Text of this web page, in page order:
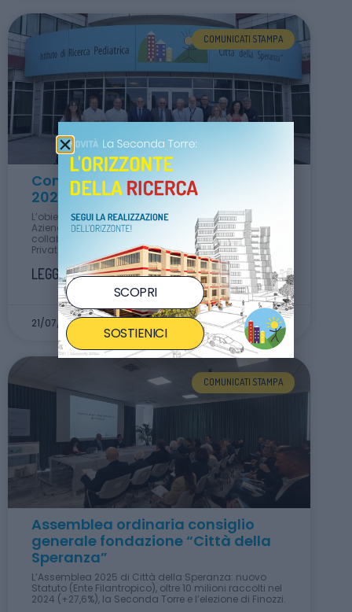
COMUNICATI STAMPA
Comunicato Stampa del 15 giugno
2026
L’obiettivo comune da parte di Città della Speranza e
Azienda Ospedale Università Padova è una
collaborazione fattiva ed efficace tra Pubblico e
Privato.
LEGGI TUTTO »
21/07/2026
COMUNICATI STAMPA
Assemblea ordinaria consiglio
generale fondazione “Città della
Speranza”
L’Assemblea 2025 di Città della Speranza: nuovo
Statuto (Ente Filantropico), oltre 10 milioni raccolti nel
2024 (+27,6%), la Seconda Torre e l’elezione di Finozzi.
SCOPRI
SOSTIENICI